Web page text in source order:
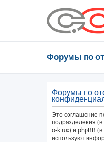
Форумы по
Форумы по
Это соглашение
подразделения
o-k.ru») и phpBB
используют